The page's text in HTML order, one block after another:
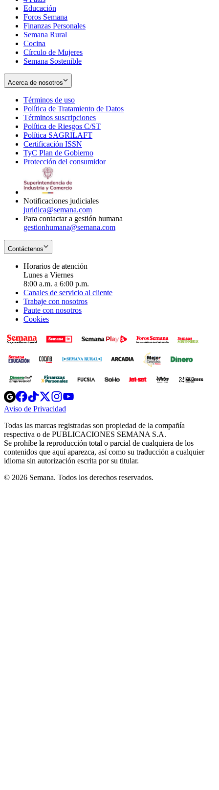
window
new
window
Educación
Foros Semana
Finanzas Personales
Semana Rural
Cocina
Círculo de Mujeres
Semana Sostenible
Acerca de nosotros
Términos de uso
in
new
window
Política de Tratamiento de Datos
Términos suscripciones
in
Política de Riesgos C/ST
Política SAGRILAFT
new
window
Certificación ISSN
in
new
TyC Plan de Gobierno
in
Protección del consumidorOpens
Notificaciones judiciales
juridica@semana.com
Para contactar a gestión humana
gestionhumana@semana.com
Contáctenos
Horarios de atención
Lunes a Viernes
8:00 a.m. a 6:00 p.m.
Canales de servicio al cliente
Trabaje con nosotros
Paute con nosotros
Cookies
Opens
in
new
Opens
in
new
Opens
in
new
window
Opens
new
windowwindow
Aviso de Privacidad
new
window
Todas las marcas registradas son propiedad de la compañía
respectiva o de PUBLICACIONES SEMANA S.A.
Se prohíbe la reproducción total o parcial de cualquiera de los
contenidos que aquí aparezca, así como su traducción a cualquier
idioma sin autorización escrita por su titular.
© 2026 Semana. Todos los derechos reservados.